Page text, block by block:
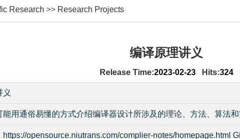
Research >> Research Projects
编译原理讲义
Release Time:2023-02-23 Hits:324
义
能用通俗易懂的方式介绍编译器设计所涉及的理论、方法、算法和
https://opensource.niutrans.com/complier-notes/homepage.html